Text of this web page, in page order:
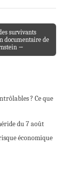
survivants
documentaire de
→
? Ce que
du 7 août
économique